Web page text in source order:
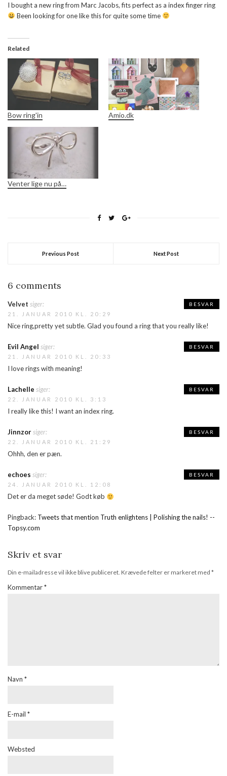
I bought a new ring from Marc Jacobs, fits perfect as a index finger ring
Been looking for one like this for quite some time
Related
Bow ring'in Amio.dk
Venter lige nu på…
Previous Post Next Post
6 comments
Velvet siger:
21. JANUAR 2010 KL. 20:29
Nice ring,pretty yet subtle. Glad you found a ring that you really like!
BESVAR
Evil Angel siger:
21. JANUAR 2010 KL. 20:33
I love rings with meaning!
BESVAR
Lachelle siger:
22. JANUAR 2010 KL. 3:13
I really like this! I want an index ring.
BESVAR
Jinnzorsiger:
22. JANUAR 2010 KL. 21:29
Ohhh, den er pæn.
BESVAR
echoes siger:
24. JANUAR 2010 KL. 12:08
Det er da meget søde! Godt køb
BESVAR
Pingback: Tweets that mention Truth enlightens | Polishing the nails! --
Topsy.com
Skriv et svar
Din e-mailadresse vil ikke blive publiceret. Krævede felter er markeret med *
Kommentar*
Navn *
E-mail *
Websted